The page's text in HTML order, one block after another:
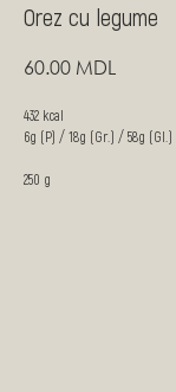
Orez cu legume
60.00 MDL
432 kcal
6g (P) / 18g (Gr.) / 58g (Gl.)
250 g